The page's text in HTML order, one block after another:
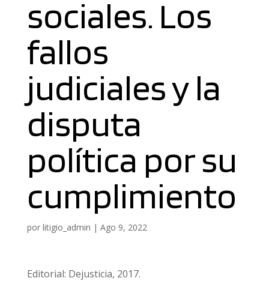
sociales. Los
fallos
judiciales y la
disputa
política por su
cumplimiento
por litigio_admin | Ago 9, 2022
Editorial: Dejusticia, 2017.